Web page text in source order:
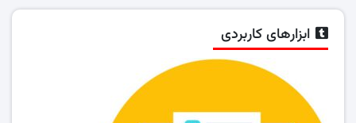
ابزارهای کاربردی